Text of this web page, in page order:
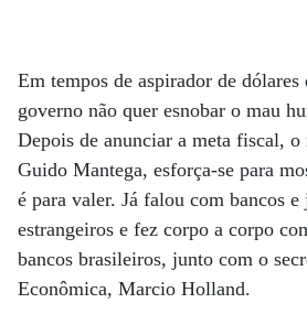
Em tempos de aspirador de
governo não quer esnobar o mau
Depois de anunciar a meta fiscal, o
Guido Mantega, esforça-se para
é para valer. Já falou com bancos e
estrangeiros e fez corpo a corpo
bancos brasileiros, junto com o
Econômica, Marcio Holland.